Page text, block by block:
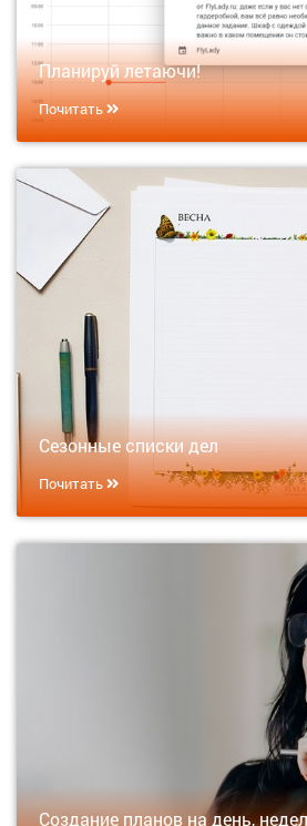
Планируй летаючи!
Почитать
Сезонные списки дел
Почитать
Создание планов на день,